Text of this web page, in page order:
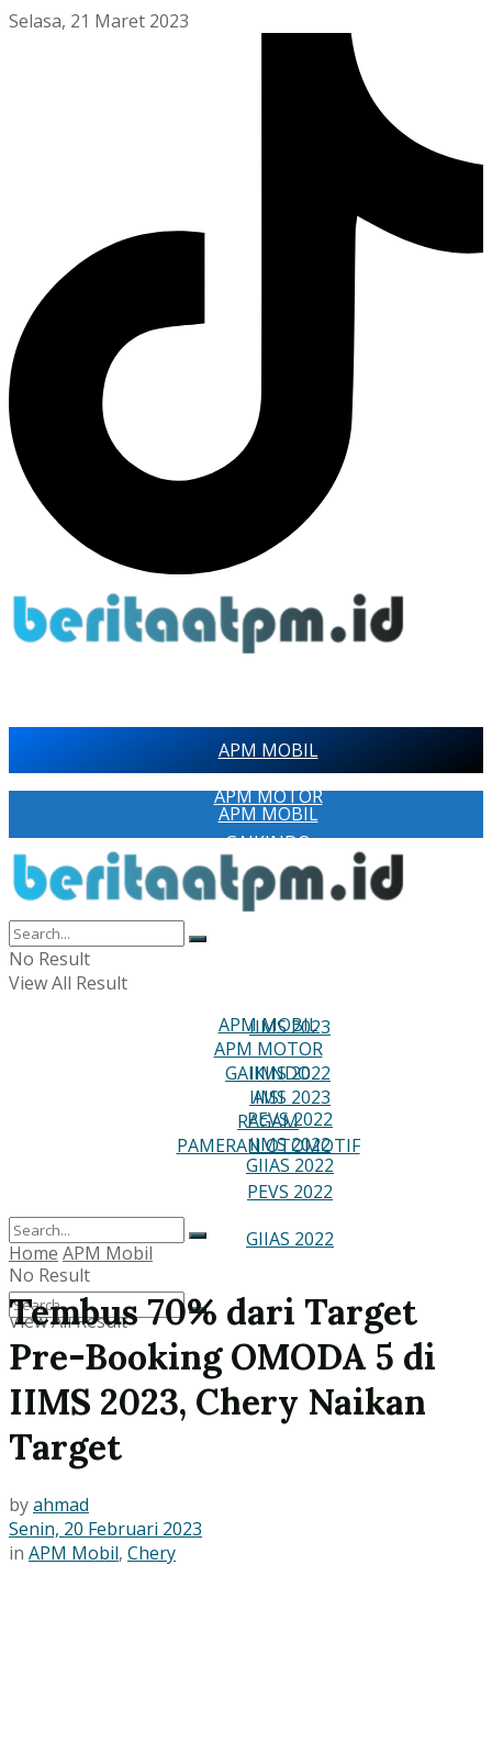
Selasa, 21 Maret 2023
APM MOBIL
APM MOTOR
GAIKINDO
AISI
IIMS 2023
IIMS 2022
PEVS 2022
GIIAS 2022
No Result
View All Result
APM MOBIL
APM MOTOR
GAIKINDO
PAMERAN OTOMOTIF
IIMS 2023
IIMS 2022
PEVS 2022
GIIAS 2022
No Result
View All Result
No Result
View All Result
APM MOBIL
APM MOTOR
GAIKINDO
AISI
RAGAM
PAMERAN OTOMOTIF
Home APM Mobil
Tembus 70% dari Target
Pre-Booking OMODA 5 di
IIMS 2023, Chery Naikan
Target
byahmad
Senin, 20 Februari 2023
in APM Mobil, Chery